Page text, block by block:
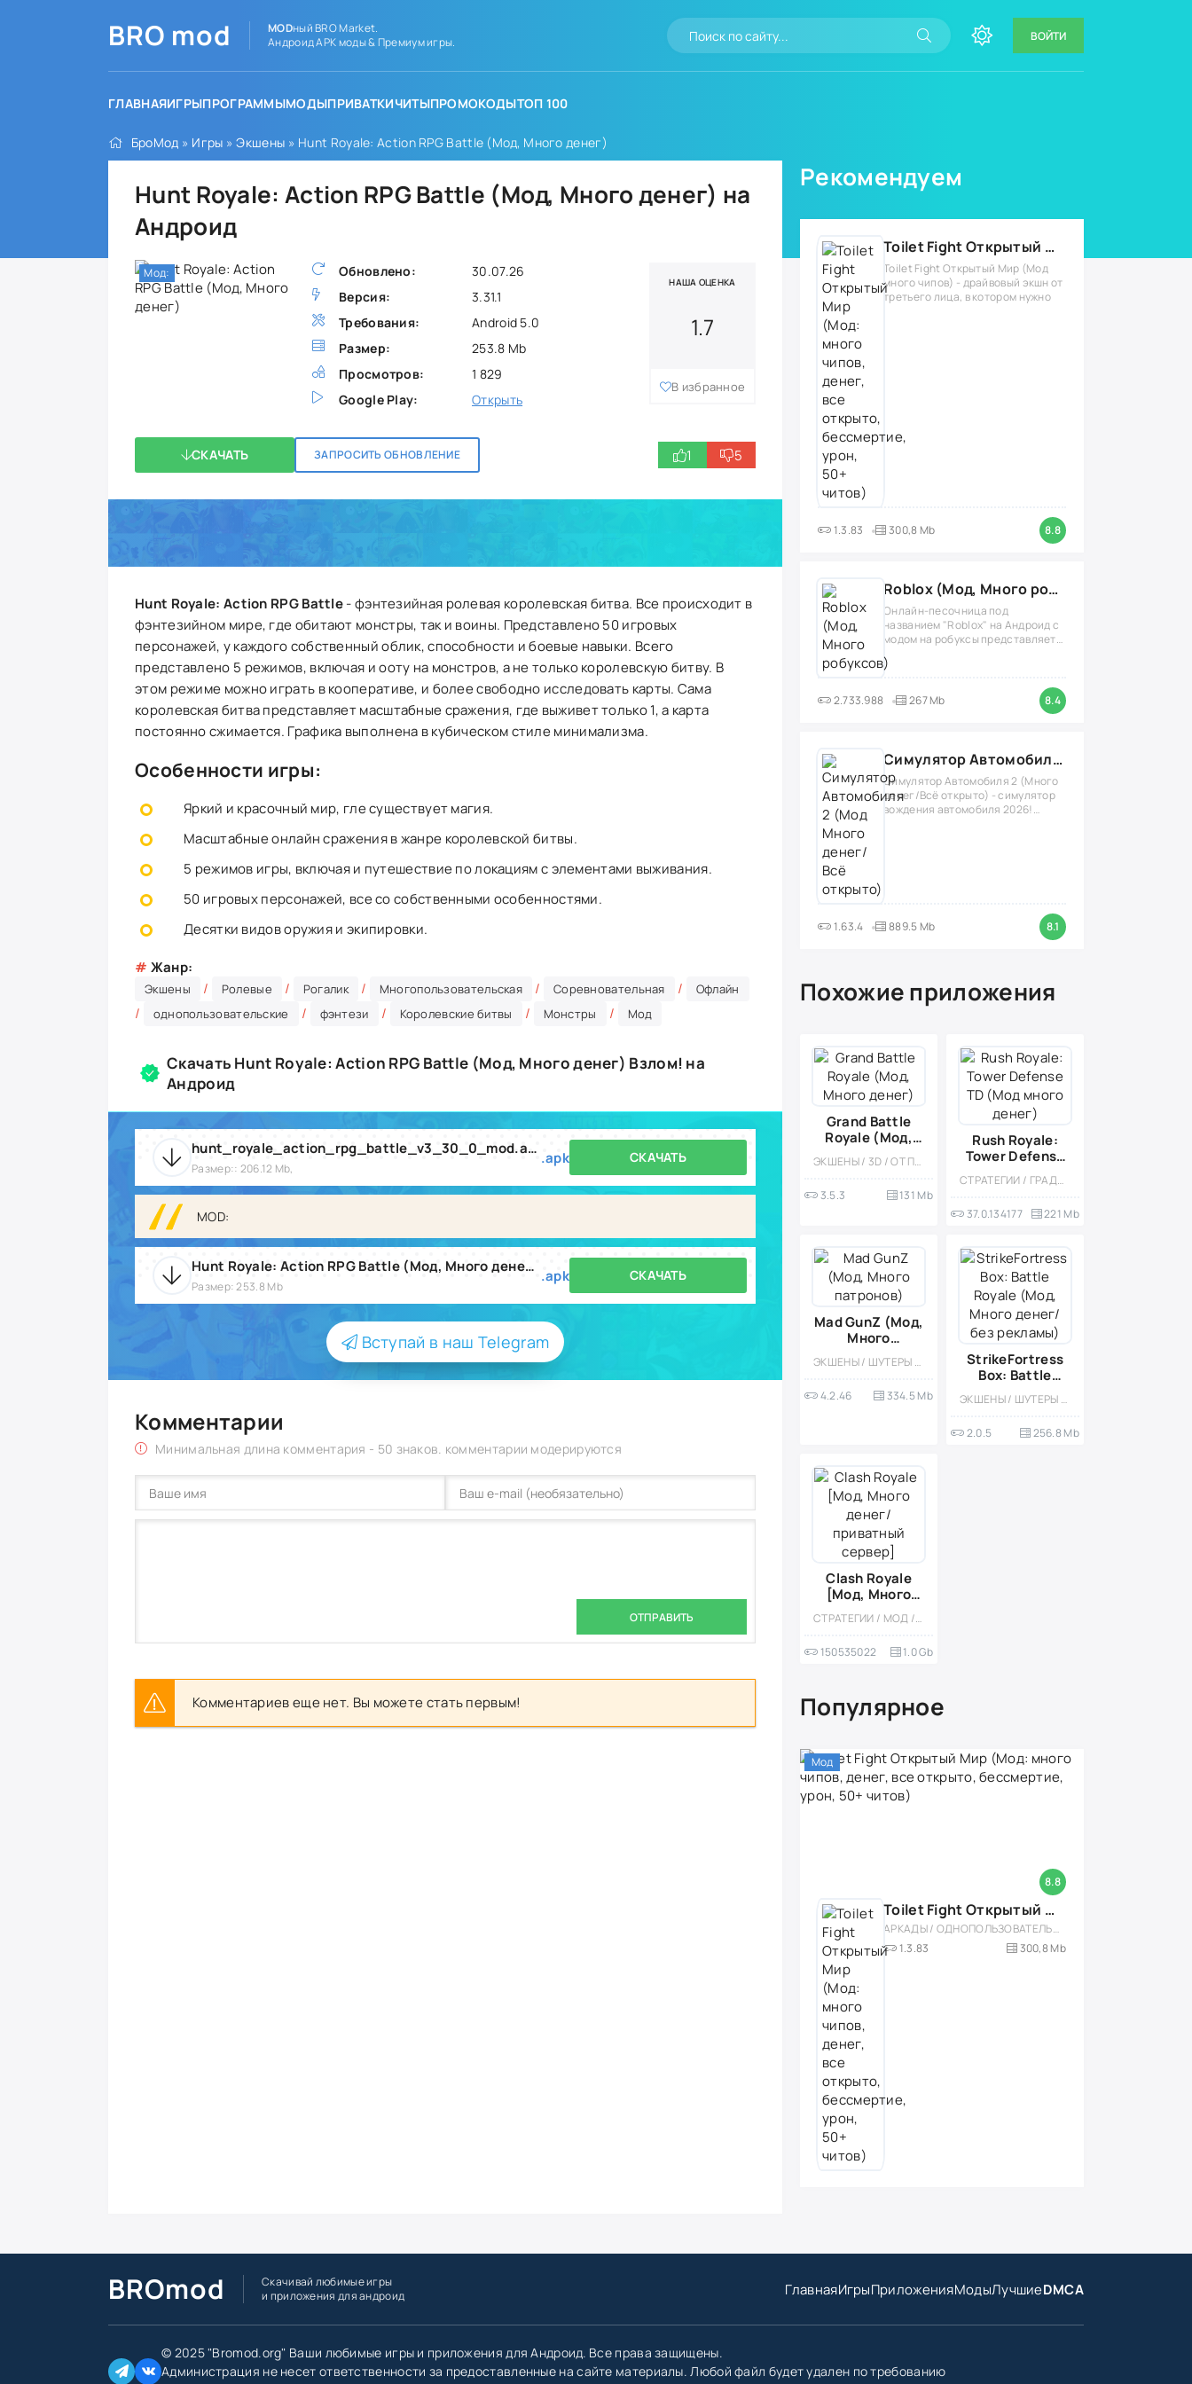
BRO mod MODный BRO Market.
Андроид APK моды & Премиум игры.
ВОЙТИ
ГЛАВНАЯИГРЫПРОГРАММЫМОДЫПРИВАТКИЧИТЫПРОМОКОДЫТОП 100
БроМод » Игры »Экшены » Hunt Royale: Action RPG Battle (Мод, Много денег)
Hunt Royale: Action RPG Battle (Мод, Много денег) на
Андроид
Обновлено:
30.07.26
Версия:
3.31.1
Требования:
Android 5.0
Размер:
253.8 Mb
Просмотров:
1 829
Google Play:
Открыть
НАША ОЦЕНКА
1.7
В избранное
СКАЧАТЬ ЗАПРОСИТЬ ОБНОВЛЕНИЕ 1 5
Мод:
Hunt Royale: Action RPG Battle- фэнтезийная ролевая королевская битва. Все происходит в
фэнтезийном мире, где обитают монстры, так и воины. Представлено 50 игровых
персонажей, у каждого собственный облик, способности и боевые навыки. Всего
представлено 5 режимов, включая и ооту на монстров, а не только королевскую битву. В
этом режиме можно играть в кооперативе, и более свободно исследовать карты. Сама
королевская битва представляет масштабные сражения, где выживет только 1, а карта
постоянно сжимается. Графика выполнена в кубическом стиле минимализма.
Особенности игры:
Яркий и красочный мир, гле существует магия.
Масштабные онлайн сражения в жанре королевской битвы.
5 режимов игры, включая и путешествие по локациям с элементами выживания.
50 игровых персонажей, все со собственными особенностями.
Десятки видов оружия и экипировки.
# Жанр:
Экшены / Ролевые / Рогалик / Многопользовательская / Соревновательная / Офлайн
/ однопользовательские / фэнтези / Королевские битвы / Монстры / Мод
Скачать Hunt Royale: Action RPG Battle (Мод, Много денег) Взлом! на
Андроид
hunt_royale_action_rpg_battle_v3_30_0_mod.apk
Размер:: 206.12 Mb,
.apk СКАЧАТЬ
MOD:
Hunt Royale: Action RPG Battle (Мод, Много денег) v3.31.1
Размер: 253.8 Mb
.apk СКАЧАТЬ
Вступай в наш Telegram
Комментарии
Минимальная длина комментария - 50 знаков. комментарии модерируются
ОТПРАВИТЬ
Комментариев еще нет. Вы можете стать первым!
Рекомендуем
Toilet Fight Открытый Мир (Мод: много чипов, денег, все открыто, бессмертие, урон, 50+ читов)
Toilet Fight Открытый Мир (Мод
много чипов) - драйвовый экшн от
третьего лица, в котором нужно
1.3.83 300,8 Mb 8.8
Roblox (Мод, Много робуксов)
Онлайн-песочница под
названием "Roblox" на Андроид с
модом на робуксы представляет
собой
2.733.988 267 Mb 8.4
Симулятор Автомобиля 2 (Мод Много денег/Всё открыто)
Симулятор Автомобиля 2 (Много
денег/Всё открыто) - симулятор
вождения автомобиля 2026!
1.63.4 889.5 Mb 8.1
Похожие приложения
Grand Battle
Royale (Мод,
Много денег)ЭКШЕНЫ / 3D / ОТ ПЕРВОГО ЛИЦА / ТАКТИЧЕСКИЕ / КОРОЛЕВСКИЕ БИТВЫ / МОД / ВСТРОЕННЫЙ КЕШ / ШУТЕРЫ / МНОГОПОЛЬЗОВАТЕЛЬСКАЯ / СОРЕВНОВАТЕЛЬНАЯ / ВОЙНА / ПИКСЕЛЬНАЯ
3.5.3 131 Mb
Rush Royale:
Tower Defense
TD (Мод много
денег)
СТРАТЕГИИ / ГРАДОСТРОЕНИЕ / МНОГОПОЛЬЗОВАТЕЛЬСКАЯ / СОРЕВНОВАТЕЛЬНАЯ / ОНЛАЙН / ОДНОПОЛЬЗОВАТЕЛЬСКИЕ / СТИЛИЗАЦИЯ / СРЕДНЕВЕКОВЬЕ / ДЛЯ ДЕТЕЙ / МОД / TOWER DEFENCE
37.0.134177 221 Mb
Mad GunZ (Мод,
Много
патронов)
ЭКШЕНЫ / ШУТЕРЫ / ТАКТИЧЕСКИЕ / ПИКСЕЛЬНАЯ / МНОГОПОЛЬЗОВАТЕЛЬСКАЯ / СОРЕВНОВАТЕЛЬНАЯ / СТИЛИЗАЦИЯ / 3D
4.2.46 334.5 Mb
StrikeFortress
Box: Battle
Royale (Мод,
Много денег/ ЭКШЕНЫ / ШУТЕРЫ / ТАКТИЧЕСКИЕ / КАЗУАЛЬНЫЕ / МНОГОПОЛЬЗОВАТЕЛЬСКАЯ / СОРЕВНОВАТЕЛЬНАЯ / СТИЛИЗАЦИЯ / МОД / ВСТРОЕННЫЙ КЕШ / ПЕСОЧНИЦЫ / КОРОЛЕВСКИЕ БИТВЫ / 3D
2.0.5 256.8 Mb
Clash Royale
[Мод, Много
денег/
приватный
СТРАТЕГИИ / МОД / ОНЛАЙН / ТАКТИЧЕСКИЕ / МНОГОПОЛЬЗОВАТЕЛЬСКАЯ / СОРЕВНОВАТЕЛЬНАЯ / СТИЛИЗАЦИЯ / БЕЗ КЕША / ВСТРОЕННЫЙ КЕШ / ПРИВАТКИ
150535022 1.0 Gb
Популярное
8.8
Мод
Toilet Fight Открытый Мир (Мод: много чипов, денег, все открыто, бессмертие, урон, 50+ читов)
АРКАДЫ / ОДНОПОЛЬЗОВАТЕЛЬСКИЕ / ОФЛАЙН / МОД / РОЛЕВЫЕ / ШУТЕРЫ / ОТКРЫТЫЙ МИР / ВСТРОЕННЫЙ КЕШ / 3D / ЭКШЕНЫ / ТУАЛЕТНЫЕ ВОЙНЫ / ДЛЯ ДЕТЕЙ
1.3.83
300,8 Mb
BROmod
Скачивай любимые игры
и приложения для андроид
ГлавнаяИгрыПриложенияМодыЛучшиеDMCA
© 2025 "Bromod.org" Ваши любимые игры и приложения для Андроид. Все права защищены.
Администрация не несет ответственности за предоставленные на сайте материалы. Любой файл будет удален по требованию